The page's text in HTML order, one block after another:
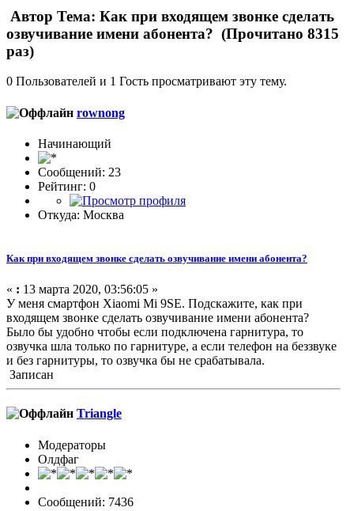
Автор Тема: Как при входящем звонке сделать
озвучивание имени абонента? (Прочитано 8315
раз)
0 Пользователей и 1 Гость просматривают эту тему.
rownong
Начинающий
Сообщений: 23
Рейтинг: 0
Откуда: Москва
Как при входящем звонке сделать озвучивание имени абонента?
« : 13 марта 2020, 03:56:05 »
У меня смартфон Xiaomi Mi 9SE. Подскажите, как при
входящем звонке сделать озвучивание имени абонента?
Было бы удобно чтобы если подключена гарнитура, то
озвучка шла только по гарнитуре, а если телефон на беззвуке
и без гарнитуры, то озвучка бы не срабатывала.
Записан
Triangle
Модераторы
Олдфаг
Сообщений: 7436